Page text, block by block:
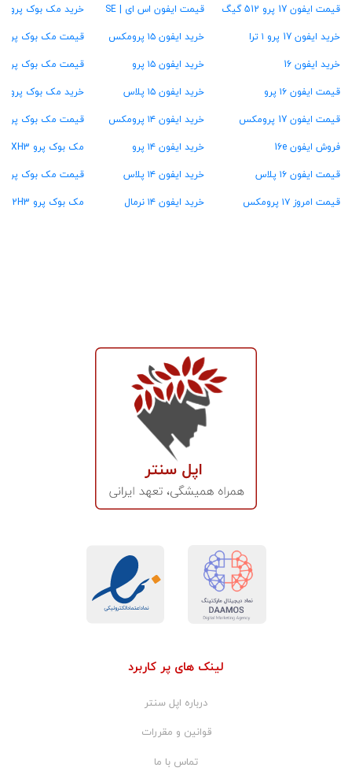
قیمت ایفون 17 پرو 512 گیگ
خرید ایفون 17 پرو ۱ ترا
خرید ایفون 16
قیمت ایفون ۱۶ پرو
قیمت ایفون 17 پرومکس
فروش ایفون 16e
قیمت ایفون ۱۶ پلاس
قیمت امروز ۱۷ پرومکس
قیمت ایفون اس ای | SE
خرید ایفون ۱۵ پرومکس
خرید ایفون ۱۵ پرو
خرید ایفون ۱۵ پلاس
خرید ایفون ۱۴ پرومکس
خرید ایفون ۱۴ پرو
خرید ایفون ۱۴ پلاس
خرید ایفون ۱۴ نرمال
خرید مک بوک پرو ۱ ترابایت
قیمت مک بوک پرو ۱۶ گیگ رام
قیمت مک بوک پرو ۲۴ گیگ رام
خرید مک بوک پرو ۳۶ گیگ رام
قیمت مک بوک پرو ۴۸ گیگ رام
مک بوک پرو MXH3
قیمت مک بوک پرو MW2U3
مک بوک پرو MX2H3
لینک های پر کاربرد
درباره اپل سنتر
قوانین و مقررات
تماس با ما